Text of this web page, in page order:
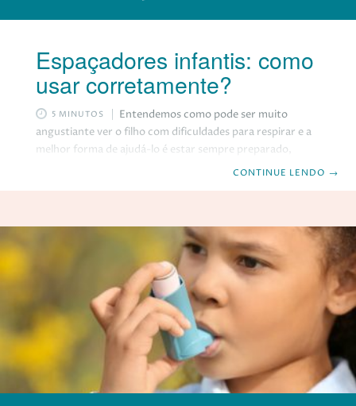
Espaçadores infantis: como
usar corretamente?
5 MINUTOS
Entendemos como pode ser muito
angustiante ver o filho com dificuldades para respirar e a
melhor forma de ajudá-lo é estar sempre preparado,
levando os medicamentos com você, uma vez que uma
inalador para que o medicamento alcance os pulmões com
mais qualidade. Eles são cada vez mais utilizados, tendo
CONTINUE LENDO →